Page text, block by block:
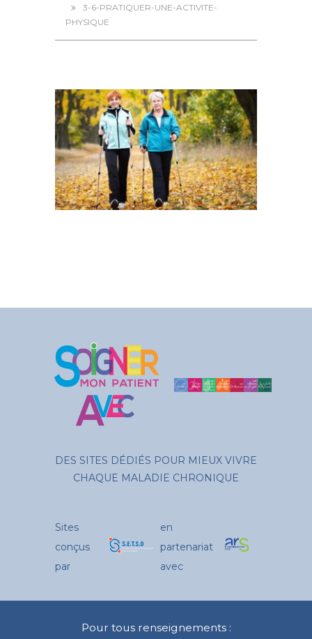
3-6-PRATIQUER-UNE-ACTIVITE-
PHYSIQUE
DES SITES DÉDIÉS POUR MIEUX VIVRE
CHAQUE MALADIE CHRONIQUE
Sites
conçus
par
en
partenariat
avec
Pour tous renseignements :